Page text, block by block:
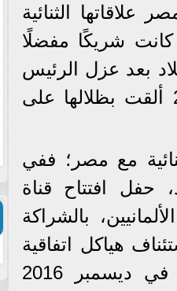
الثنائية
كانت شريكًا مفضلًا
بعد عزل الرئيس
الأسبق، محمد حسني مبارك، في الفترة ما بين 2011 حتى 2014 ألقت بظلالها على
الثنائية مع مصر؛ ففي
حفل افتتاح قناة
بالشراكة
هياكل اتفاقية
الشراكة المصرية الأوروبية الجديدة، وتم الاتفاق على أولوياتها في ديسمبر 2016